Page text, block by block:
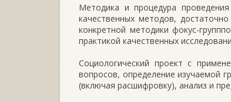
Методика и процедура
качественных методов,
конкретной методики фокус-
практикой качественных
Социологический проект с
вопросов, определение изучаемой
(включая расшифровку), анализ и